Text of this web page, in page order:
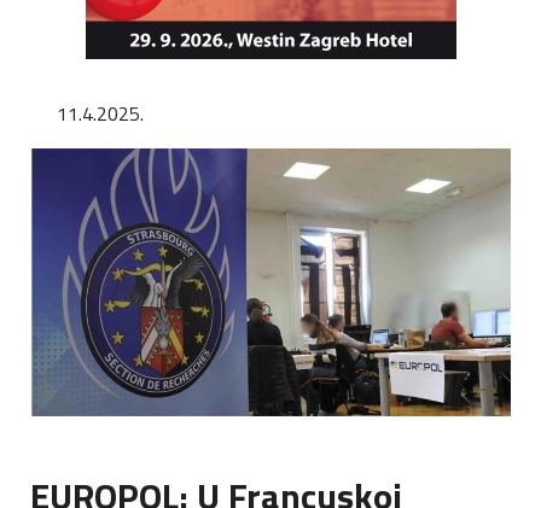
11.4.2025.
EUROPOL: U Francuskoj